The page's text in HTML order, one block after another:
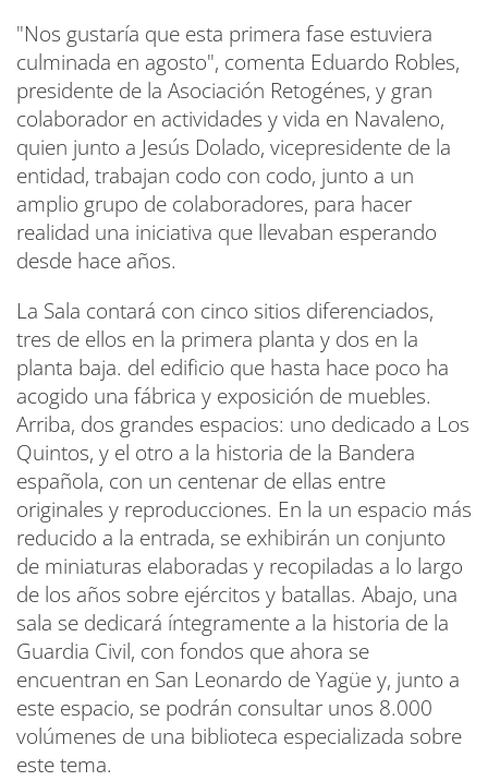
"Nos gustaría que esta primera fase estuviera
culminada en agosto", comenta Eduardo Robles,
presidente de la Asociación Retogénes, y gran
colaborador en actividades y vida en Navaleno,
quien junto a Jesús Dolado, vicepresidente de la
entidad, trabajan codo con codo, junto a un
amplio grupo de colaboradores, para hacer
realidad una iniciativa que llevaban esperando
desde hace años.
La Sala contará con cinco sitios diferenciados,
tres de ellos en la primera planta y dos en la
planta baja. del edificio que hasta hace poco ha
acogido una fábrica y exposición de muebles.
Arriba, dos grandes espacios: uno dedicado a Los
Quintos, y el otro a la historia de la Bandera
española, con un centenar de ellas entre
originales y reproducciones. En la un espacio más
reducido a la entrada, se exhibirán un conjunto
de miniaturas elaboradas y recopiladas a lo largo
de los años sobre ejércitos y batallas. Abajo, una
sala se dedicará íntegramente a la historia de la
Guardia Civil, con fondos que ahora se
encuentran en San Leonardo de Yagüe y, junto a
este espacio, se podrán consultar unos 8.000
volúmenes de una biblioteca especializada sobre
este tema.